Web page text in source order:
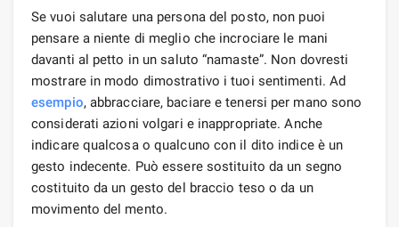
Se vuoi salutare una persona del posto, non puoi
pensare a niente di meglio che incrociare le mani
davanti al petto in un saluto “namaste”. Non dovresti
mostrare in modo dimostrativo i tuoi sentimenti. Ad
esempio, abbracciare, baciare e tenersi per mano sono
considerati azioni volgari e inappropriate. Anche
indicare qualcosa o qualcuno con il dito indice è un
gesto indecente. Può essere sostituito da un segno
costituito da un gesto del braccio teso o da un
movimento del mento.